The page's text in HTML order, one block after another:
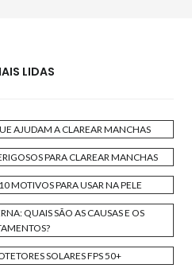
LIDAS
AJUDAM A CLAREAR MANCHAS
PARA CLAREAR MANCHAS
MOTIVOS PARA USAR NA PELE
QUAIS SÃO AS CAUSAS E OS
SOLARES FPS 50+